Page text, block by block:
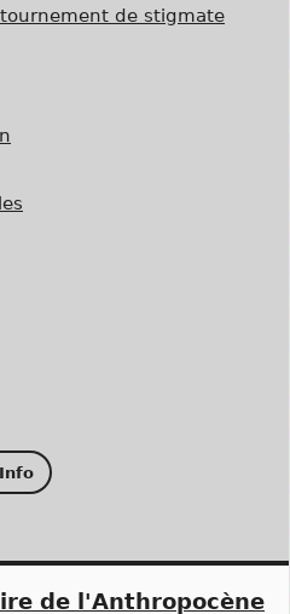
de stigmate
de l'Anthropocène